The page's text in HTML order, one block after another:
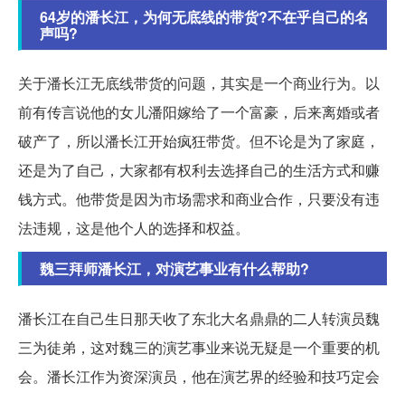
64岁的潘长江，为何无底线的带货?不在乎自己的名
声吗?
关于潘长江无底线带货的问题，其实是一个商业行为。以
前有传言说他的女儿潘阳嫁给了一个富豪，后来离婚或者
破产了，所以潘长江开始疯狂带货。但不论是为了家庭，
还是为了自己，大家都有权利去选择自己的生活方式和赚
钱方式。他带货是因为市场需求和商业合作，只要没有违
法违规，这是他个人的选择和权益。
魏三拜师潘长江，对演艺事业有什么帮助?
潘长江在自己生日那天收了东北大名鼎鼎的二人转演员魏
三为徒弟，这对魏三的演艺事业来说无疑是一个重要的机
会。潘长江作为资深演员，他在演艺界的经验和技巧定会